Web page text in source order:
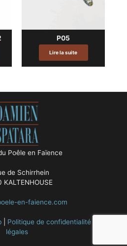
P05
Lire la suite
Poêle en Faïence
de Schirrhein
KALTENHOUSE
en-faience.com
| Politique de confidentialité|
légales